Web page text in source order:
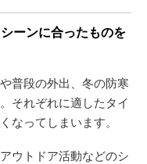
ーンに合ったものを
普段の外出、冬の防寒
それぞれに適したタイ
なってしまいます。
ウトドア活動などのシ